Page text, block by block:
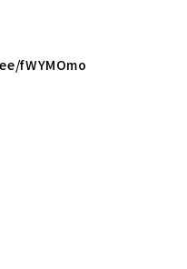
fWYMOmo